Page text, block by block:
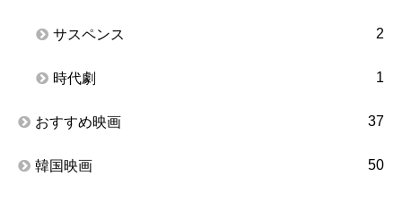
サスペンス 2
時代劇 1
おすすめ映画 37
韓国映画 50